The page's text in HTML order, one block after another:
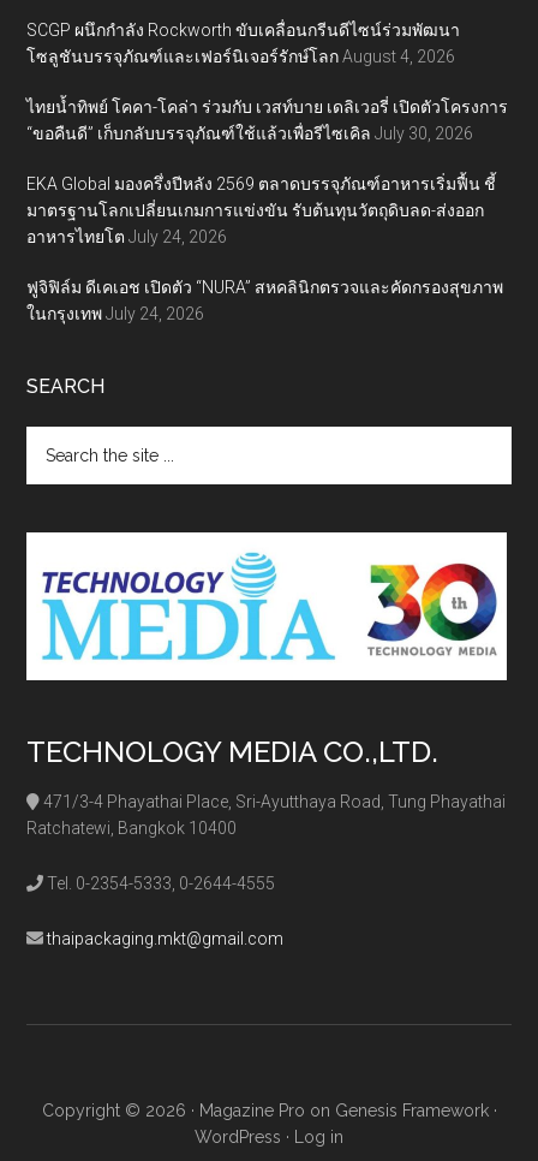
SCGP ผนึกกำลัง Rockworth ขับเคลื่อนกรีนดีไซน์ร่วมพัฒนา
โซลูชันบรรจุภัณฑ์และเฟอร์นิเจอร์รักษ์โลก August 4, 2026
ไทยน้ำทิพย์ โคคา-โคล่า ร่วมกับ เวสท์บาย เดลิเวอรี่ เปิดตัวโครงการ
“ขอคืนดี” เก็บกลับบรรจุภัณฑ์ใช้แล้วเพื่อรีไซเคิล July 30, 2026
EKA Global มองครึ่งปีหลัง 2569 ตลาดบรรจุภัณฑ์อาหารเริ่มฟื้น ชี้
มาตรฐานโลกเปลี่ยนเกมการแข่งขัน รับต้นทุนวัตถุดิบลด-ส่งออก
อาหารไทยโต July 24, 2026
ฟูจิฟิล์ม ดีเคเอช เปิดตัว “NURA” สหคลินิกตรวจและคัดกรองสุขภาพ
ในกรุงเทพ July 24, 2026
SEARCH
the
TECHNOLOGY MEDIA CO.,LTD.
471/3-4 Phayathai Place, Sri-Ayutthaya Road, Tung Phayathai
Ratchatewi, Bangkok 10400
Tel. 0-2354-5333, 0-2644-4555
thaipackaging.mkt@gmail.com
Copyright © 2026 · Magazine Pro on Genesis Framework·
WordPress · Log in